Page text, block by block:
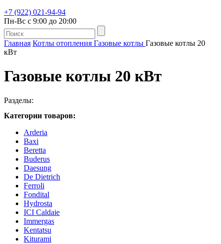
+7 (922) 021-94-94
Пн-Вс с 9:00 до 20:00
Главная Котлы отопления Газовые котлы Газовые котлы 20
кВт
Газовые котлы 20 кВт
Разделы:
Категории товаров:
Arderia
Baxi
Beretta
Buderus
Daesung
De Dietrich
Ferroli
Fondital
Hydrosta
ICI Caldaie
Immergas
Kentatsu
Kiturami